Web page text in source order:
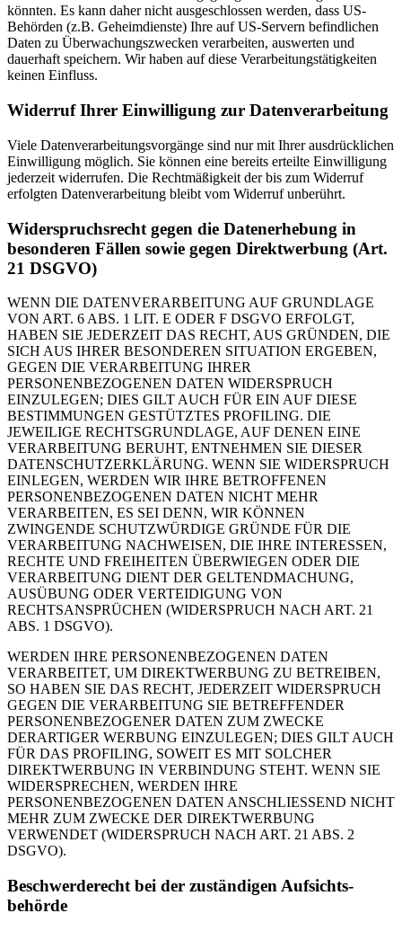
könnten. Es kann daher nicht ausgeschlossen werden, dass US-
Behörden (z.B. Geheimdienste) Ihre auf US-Servern befindlichen
Daten zu Überwachungszwecken verarbeiten, auswerten und
dauerhaft speichern. Wir haben auf diese Verarbeitungstätigkeiten
keinen Einfluss.
Widerruf Ihrer Einwilligung zur Datenverarbeitung
Viele Datenverarbeitungsvorgänge sind nur mit Ihrer ausdrücklichen
Einwilligung möglich. Sie können eine bereits erteilte Einwilligung
jederzeit widerrufen. Die Rechtmäßigkeit der bis zum Widerruf
erfolgten Datenverarbeitung bleibt vom Widerruf unberührt.
Widerspruchsrecht gegen die Datenerhebung in
besonderen Fällen sowie gegen Direktwerbung (Art.
21 DSGVO)
WENN DIE DATENVERARBEITUNG AUF GRUNDLAGE
VON ART. 6 ABS. 1 LIT. E ODER F DSGVO ERFOLGT,
HABEN SIE JEDERZEIT DAS RECHT, AUS GRÜNDEN, DIE
SICH AUS IHRER BESONDEREN SITUATION ERGEBEN,
GEGEN DIE VERARBEITUNG IHRER
PERSONENBEZOGENEN DATEN WIDERSPRUCH
EINZULEGEN; DIES GILT AUCH FÜR EIN AUF DIESE
BESTIMMUNGEN GESTÜTZTES PROFILING. DIE
JEWEILIGE RECHTSGRUNDLAGE, AUF DENEN EINE
VERARBEITUNG BERUHT, ENTNEHMEN SIE DIESER
DATENSCHUTZERKLÄRUNG. WENN SIE WIDERSPRUCH
EINLEGEN, WERDEN WIR IHRE BETROFFENEN
PERSONENBEZOGENEN DATEN NICHT MEHR
VERARBEITEN, ES SEI DENN, WIR KÖNNEN
ZWINGENDE SCHUTZWÜRDIGE GRÜNDE FÜR DIE
VERARBEITUNG NACHWEISEN, DIE IHRE INTERESSEN,
RECHTE UND FREIHEITEN ÜBERWIEGEN ODER DIE
VERARBEITUNG DIENT DER GELTENDMACHUNG,
AUSÜBUNG ODER VERTEIDIGUNG VON
RECHTSANSPRÜCHEN (WIDERSPRUCH NACH ART. 21
ABS. 1 DSGVO).
WERDEN IHRE PERSONENBEZOGENEN DATEN
VERARBEITET, UM DIREKTWERBUNG ZU BETREIBEN,
SO HABEN SIE DAS RECHT, JEDERZEIT WIDERSPRUCH
GEGEN DIE VERARBEITUNG SIE BETREFFENDER
PERSONENBEZOGENER DATEN ZUM ZWECKE
DERARTIGER WERBUNG EINZULEGEN; DIES GILT AUCH
FÜR DAS PROFILING, SOWEIT ES MIT SOLCHER
DIREKTWERBUNG IN VERBINDUNG STEHT. WENN SIE
WIDERSPRECHEN, WERDEN IHRE
PERSONENBEZOGENEN DATEN ANSCHLIESSEND NICHT
MEHR ZUM ZWECKE DER DIREKTWERBUNG
VERWENDET (WIDERSPRUCH NACH ART. 21 ABS. 2
DSGVO).
Beschwerde­recht bei der zuständigen Aufsichts­
behörde